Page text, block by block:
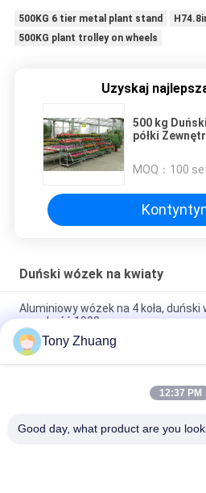
500KG 6 tier metal plant stand
500KG plant trolley on wheels
Uzyskaj
500 kg
półki
MOQ： 100
Duński wózek na kwiaty
Aluminiowy wózek na 4 koła, duński
wysokość 1900 mm
Duński wózek do roślin ze sklejki ze
doniczki 500 kg z 4 kołami
Mobilny 30-otworowy duński wózek
Tony Zhuang
12:37 PM
Good day, what product are you